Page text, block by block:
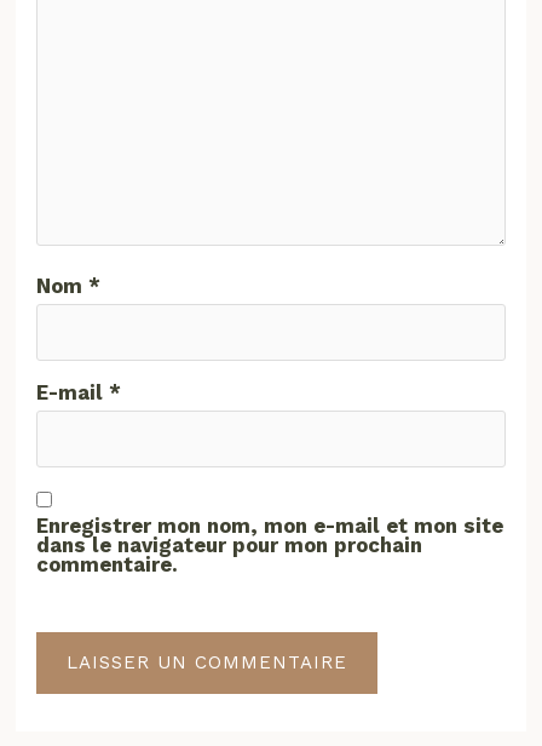
Nom*
E-mail*
Enregistrer mon nom, mon e-mail et mon site
dans le navigateur pour mon prochain
commentaire.